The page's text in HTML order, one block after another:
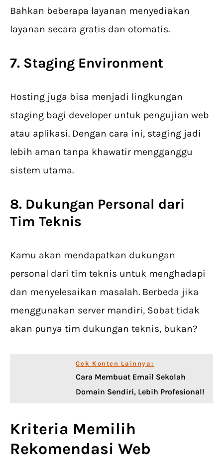
Bahkan beberapa layanan menyediakan
layanan secara gratis dan otomatis.
7. Staging Environment
Hosting juga bisa menjadi lingkungan
staging bagi developer untuk pengujian web
atau aplikasi. Dengan cara ini, staging jadi
lebih aman tanpa khawatir mengganggu
sistem utama.
8. Dukungan Personal dari
Tim Teknis
Kamu akan mendapatkan dukungan
personal dari tim teknis untuk menghadapi
dan menyelesaikan masalah. Berbeda jika
menggunakan server mandiri, Sobat tidak
akan punya tim dukungan teknis, bukan?
Cek Konten Lainnya:
Cara Membuat Email Sekolah
Domain Sendiri, Lebih Profesional!
Kriteria Memilih
Rekomendasi Web